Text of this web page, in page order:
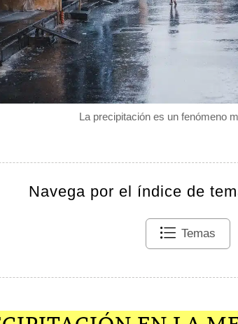
La precipitación es un fenómeno
Navega por el índice de
Temas